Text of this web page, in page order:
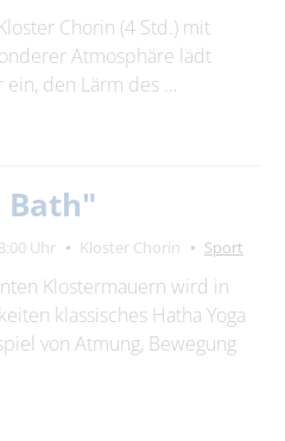
Chorin (4 Std.) mit
Atmosphäre lädt
den Lärm des …
Bath"
Uhr Kloster Chorin Sport
Klostermauern wird in
klassisches Hatha Yoga
von Atmung, Bewegung